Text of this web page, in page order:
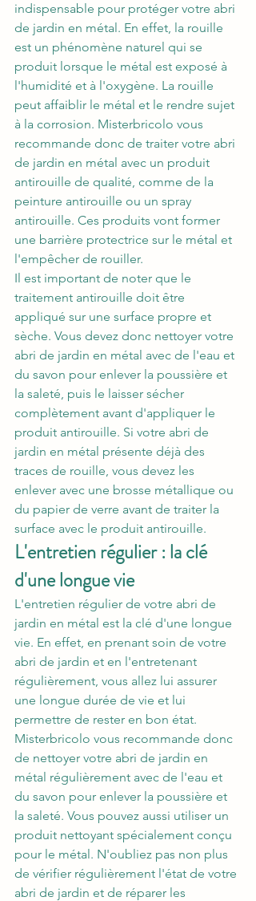
indispensable pour protéger votre abri
de jardin en métal. En effet, la rouille
est un phénomène naturel qui se
produit lorsque le métal est exposé à
l'humidité et à l'oxygène. La rouille
peut affaiblir le métal et le rendre sujet
à la corrosion. Misterbricolo vous
recommande donc de traiter votre abri
de jardin en métal avec un produit
antirouille de qualité, comme de la
peinture antirouille ou un spray
antirouille. Ces produits vont former
une barrière protectrice sur le métal et
l'empêcher de rouiller.
Il est important de noter que le
traitement antirouille doit être
appliqué sur une surface propre et
sèche. Vous devez donc nettoyer votre
abri de jardin en métal avec de l'eau et
du savon pour enlever la poussière et
la saleté, puis le laisser sécher
complètement avant d'appliquer le
produit antirouille. Si votre abri de
jardin en métal présente déjà des
traces de rouille, vous devez les
enlever avec une brosse métallique ou
du papier de verre avant de traiter la
surface avec le produit antirouille.
L'entretien régulier : la clé
d'une longue vie
L'entretien régulier de votre abri de
jardin en métal est la clé d'une longue
vie. En effet, en prenant soin de votre
abri de jardin et en l'entretenant
régulièrement, vous allez lui assurer
une longue durée de vie et lui
permettre de rester en bon état.
Misterbricolo vous recommande donc
de nettoyer votre abri de jardin en
métal régulièrement avec de l'eau et
du savon pour enlever la poussière et
la saleté. Vous pouvez aussi utiliser un
produit nettoyant spécialement conçu
pour le métal. N'oubliez pas non plus
de vérifier régulièrement l'état de votre
abri de jardin et de réparer les